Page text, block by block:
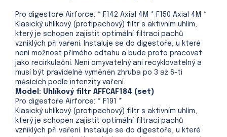
Pro digestoře Airforce: * F142 Axial 4M * F150 Axial 4M *
Klasický uhlíkový (protipachový) filtr s aktivním uhlím,
který je schopen zajistit optimální filtraci pachů
vzniklých při vaření. Instaluje se do digestoře, u které
není možnost přímého odtahu a bude proto pracovat
jako recirkulační. Není omyvatelný ani recyklovatelný a
musí být pravidelně vyměněn zhruba po 3 až 6-ti
měsících podle intenzity vaření.
Model: Uhlíkový filtr AFFCAF184 (set)
Pro digestoře Airforce: * F191 *
Klasický uhlíkový (protipachový) filtr s aktivním uhlím,
který je schopen zajistit optimální filtraci pachů
vzniklých při vaření. Instaluje se do digestoře, u které